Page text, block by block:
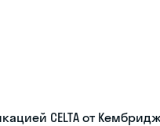
CELTA от